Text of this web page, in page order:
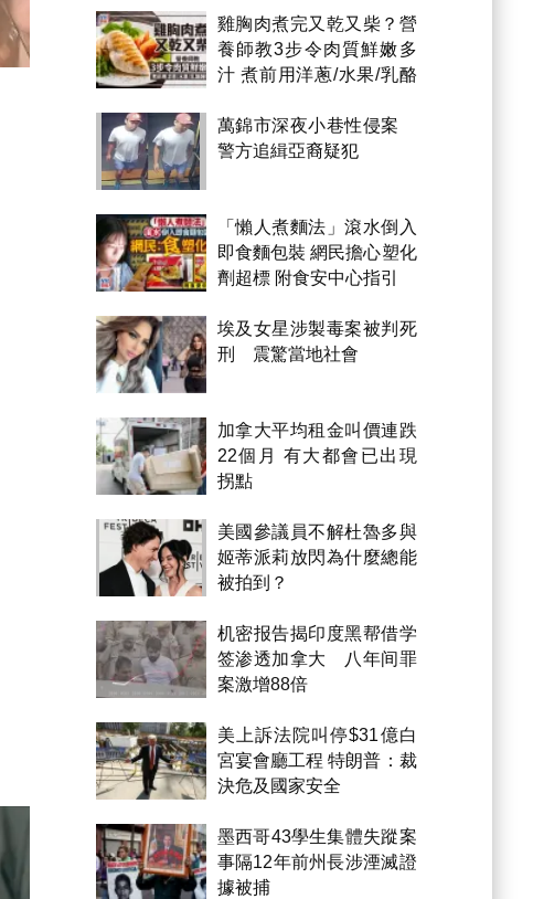
雞胸肉煮完又乾又柴？營
養師教3步令肉質鮮嫩多
汁 煮前用洋蔥/水果/乳酪
萬錦市深夜小巷性侵案
警方追緝亞裔疑犯
「懶人煮麵法」滾水倒入
即食麵包裝 網民擔心塑化
劑超標 附食安中心指引
埃及女星涉製毒案被判死
刑 震驚當地社會
加拿大平均租金叫價連跌
22個月 有大都會已出現
拐點
美國參議員不解杜魯多與
姬蒂派莉放閃為什麼總能
被拍到？
机密报告揭印度黑帮借学
签渗透加拿大 八年间罪
案激增88倍
美上訴法院叫停$31億白
宮宴會廳工程 特朗普：裁
決危及國家安全
墨西哥43學生集體失蹤案
事隔12年前州長涉湮滅證
據被捕